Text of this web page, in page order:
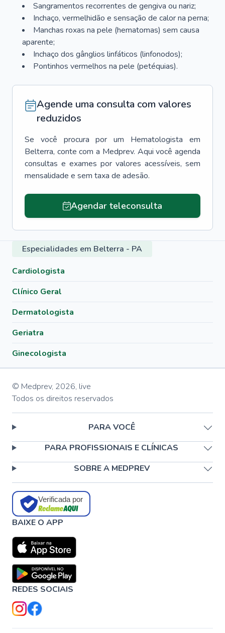
Sangramentos recorrentes de gengiva ou nariz;
Inchaço, vermelhidão e sensação de calor na perna;
Manchas roxas na pele (hematomas) sem causa
aparente;
Inchaço dos gânglios linfáticos (linfonodos);
Pontinhos vermelhos na pele (petéquias).
Agende uma consulta com valores
reduzidos
Se você procura por um Hematologista
em
Belterra, conte com a Medprev. Aqui você agenda
consultas e exames por valores acessíveis, sem
mensalidade e sem taxa de adesão.
Agendar teleconsulta
Especialidades em Belterra - PA
Cardiologista
Clínico Geral
Dermatologista
Geriatra
Ginecologista
© Medprev, 2026, live
Todos os direitos reservados
PARA VOCÊ
PARA PROFISSIONAIS E CLÍNICAS
SOBRE A MEDPREV
Verificada por
BAIXE O APP
REDES SOCIAIS